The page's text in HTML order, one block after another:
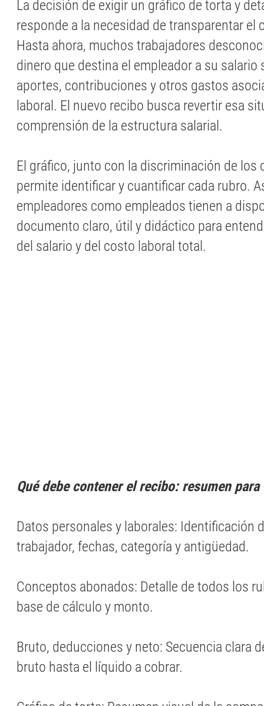
La decisión de exigir un gráfico de torta y
responde a la necesidad de transparentar el
Hasta ahora, muchos trabajadores
dinero que destina el empleador a su salario
aportes, contribuciones y otros gastos
laboral. El nuevo recibo busca revertir esa
comprensión de la estructura salarial.
El gráfico, junto con la discriminación de los
permite identificar y cuantificar cada rubro.
empleadores como empleados tienen a
documento claro, útil y didáctico para
del salario y del costo laboral total.
Qué debe contener el recibo: resumen
Datos personales y laborales: Identificación
trabajador, fechas, categoría y antigüedad.
Conceptos abonados: Detalle de todos los
base de cálculo y monto.
Bruto, deducciones y neto: Secuencia clara
bruto hasta el líquido a cobrar.